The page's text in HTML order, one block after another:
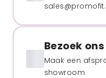
Bezoek ons
Maak een
showroom